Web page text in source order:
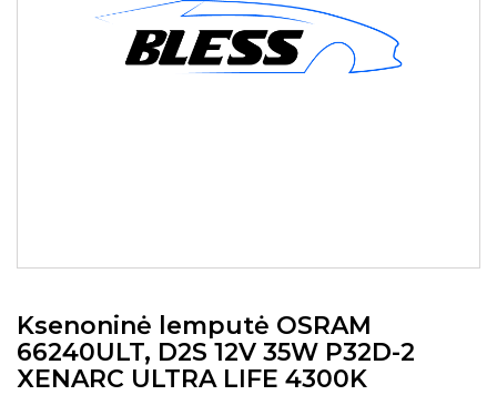
Ksenoninė lemputė OSRAM
66240ULT, D2S 12V 35W P32D-2
XENARC ULTRA LIFE 4300K